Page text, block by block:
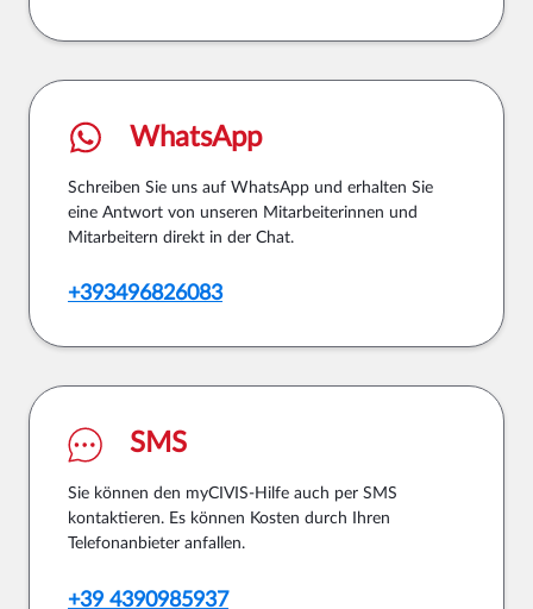
WhatsApp
Schreiben Sie uns auf WhatsApp und erhalten Sie
eine Antwort von unseren Mitarbeiterinnen und
Mitarbeitern direkt in der Chat.
+393496826083
SMS
Sie können den myCIVIS-Hilfe auch per SMS
kontaktieren. Es können Kosten durch Ihren
Telefonanbieter anfallen.
+39 4390985937